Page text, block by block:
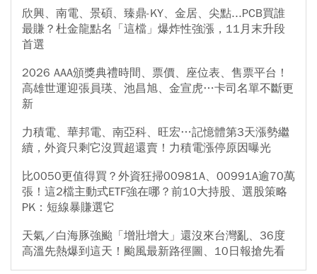
料中心的台廠因而獲利暴增。第三，HBM採用高精密堆疊技術，製
程與測試難度高，也讓晶圓檢測與先進封裝設備需求同步暴增。相
關設備廠如萬潤（6187）、穎崴（6515）、旺矽（6223）也隨著晶
這三大題材股的股市表現，台積電下跌40元，跌幅1.73%，收在
2,270元；力成開盤即漲停鎖死收在342元；京元電子大漲21.5元，
漲幅6.78%，收在338.5元。記憶體族群方面，宜鼎小漲5元，漲幅
0.3%，收在1,690元；群聯上漲25元，漲幅1.01%，收在2,505元；
威剛上漲2.5元，漲幅0.61%，收在410元；穎崴大漲55元，漲幅
0.62%，收在8,905元。至於十銓小跌0.5元，跌幅0.18%，收在271
元；萬潤則下跌55元，跌幅4.55%，收在1155元。
欣興、南電、景碩、臻鼎-KY、金居、尖點...PCB買誰
最賺？杜金龍點名「這檔」爆炸性強漲，11月末升段
首選
2026 AAA頒獎典禮時間、票價、座位表、售票平台！
高雄世運迎張員瑛、池昌旭、金宣虎…卡司名單不斷更
新
力積電、華邦電、南亞科、旺宏…記憶體第3天漲勢繼
續，外資只剩它沒買超還賣！力積電漲停原因曝光
比0050更值得買？外資狂掃00981A、00991A逾70萬
張！這2檔主動式ETF強在哪？前10大持股、選股策略
PK：短線暴賺選它
天氣／白海豚強颱「增壯增大」還沒來台灣亂、36度
高溫先熱爆到這天！颱風最新路徑圖、10日報搶先看